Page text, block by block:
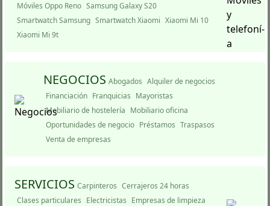
Móviles Oppo Reno Samsung Galaxy S20
Smartwatch Samsung Smartwatch Xiaomi Xiaomi Mi 10
Xiaomi Mi 9t
NEGOCIOS Abogados Alquiler de negocios
Financiación Franquicias Mayoristas
Mobiliario de hostelería Mobiliario oficina
Oportunidades de negocio Préstamos Traspasos
Venta de empresas
SERVICIOS Carpinteros Cerrajeros 24 horas
Clases particulares Electricistas Empresas de limpieza